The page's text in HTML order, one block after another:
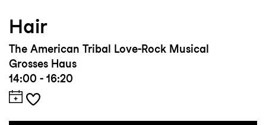
Hair
The American Tribal Love-Rock Musical
Grosses Haus
14:00 - 16:20